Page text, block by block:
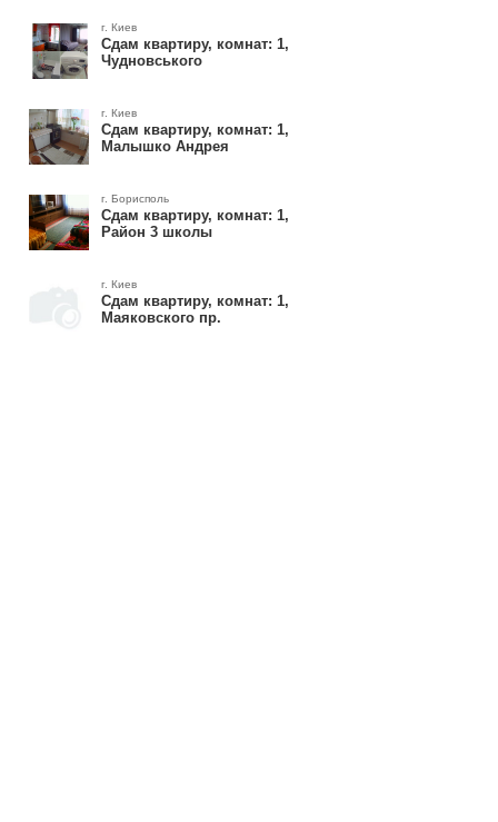
г. Киев
Сдам квартиру, комнат: 1,
Чудновського
г. Киев
Сдам квартиру, комнат: 1,
Малышко Андрея
г. Борисполь
Сдам квартиру, комнат: 1,
Район 3 школы
г. Киев
Сдам квартиру, комнат: 1,
Маяковского пр.